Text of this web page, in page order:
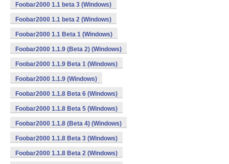
Foobar2000 1.1 beta 3 (Windows)
Foobar2000 1.1 beta 2 (Windows)
Foobar2000 1.1 Beta 1 (Windows)
Foobar2000 1.1.9 (Beta 2) (Windows)
Foobar2000 1.1.9 Beta 1 (Windows)
Foobar2000 1.1.9 (Windows)
Foobar2000 1.1.8 Beta 6 (Windows)
Foobar2000 1.1.8 Beta 5 (Windows)
Foobar2000 1.1.8 (Beta 4) (Windows)
Foobar2000 1.1.8 Beta 3 (Windows)
Foobar2000 1.1.8 Beta 2 (Windows)